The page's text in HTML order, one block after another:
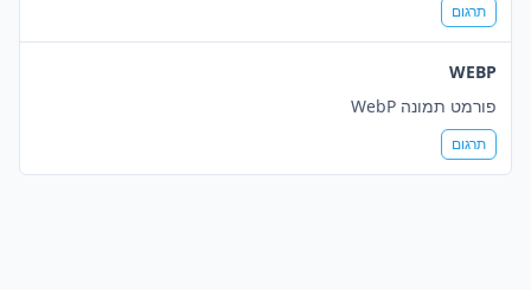
תרגום
WEBP
פורמט תמונה WebP
תרגום